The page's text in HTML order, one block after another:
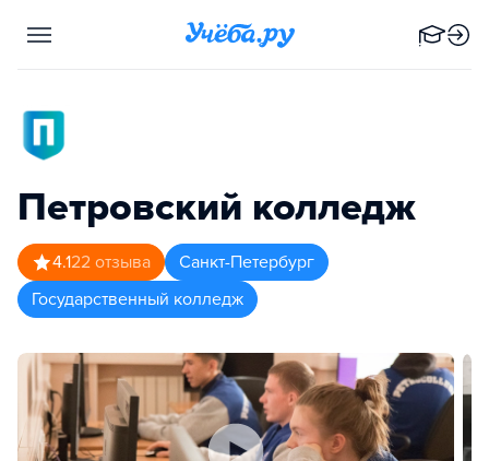
Петровский колледж
4.122 отзыва
Санкт-Петербург
Государственный колледж